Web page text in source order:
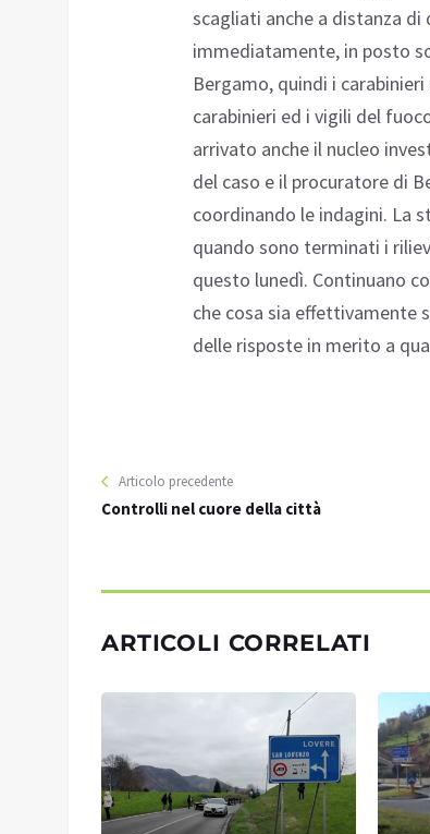
scagliati anche a distanza
immediatamente, in posto
Bergamo, quindi i
carabinieri ed i vigili del
arrivato anche il nucleo
del caso e il procuratore di
coordinando le indagini. La
quando sono terminati i
questo lunedì. Continuano
che cosa sia effettivamente
delle risposte in merito a
Articolo precedente
Controlli nel cuore della città
ARTICOLI CORRELATI